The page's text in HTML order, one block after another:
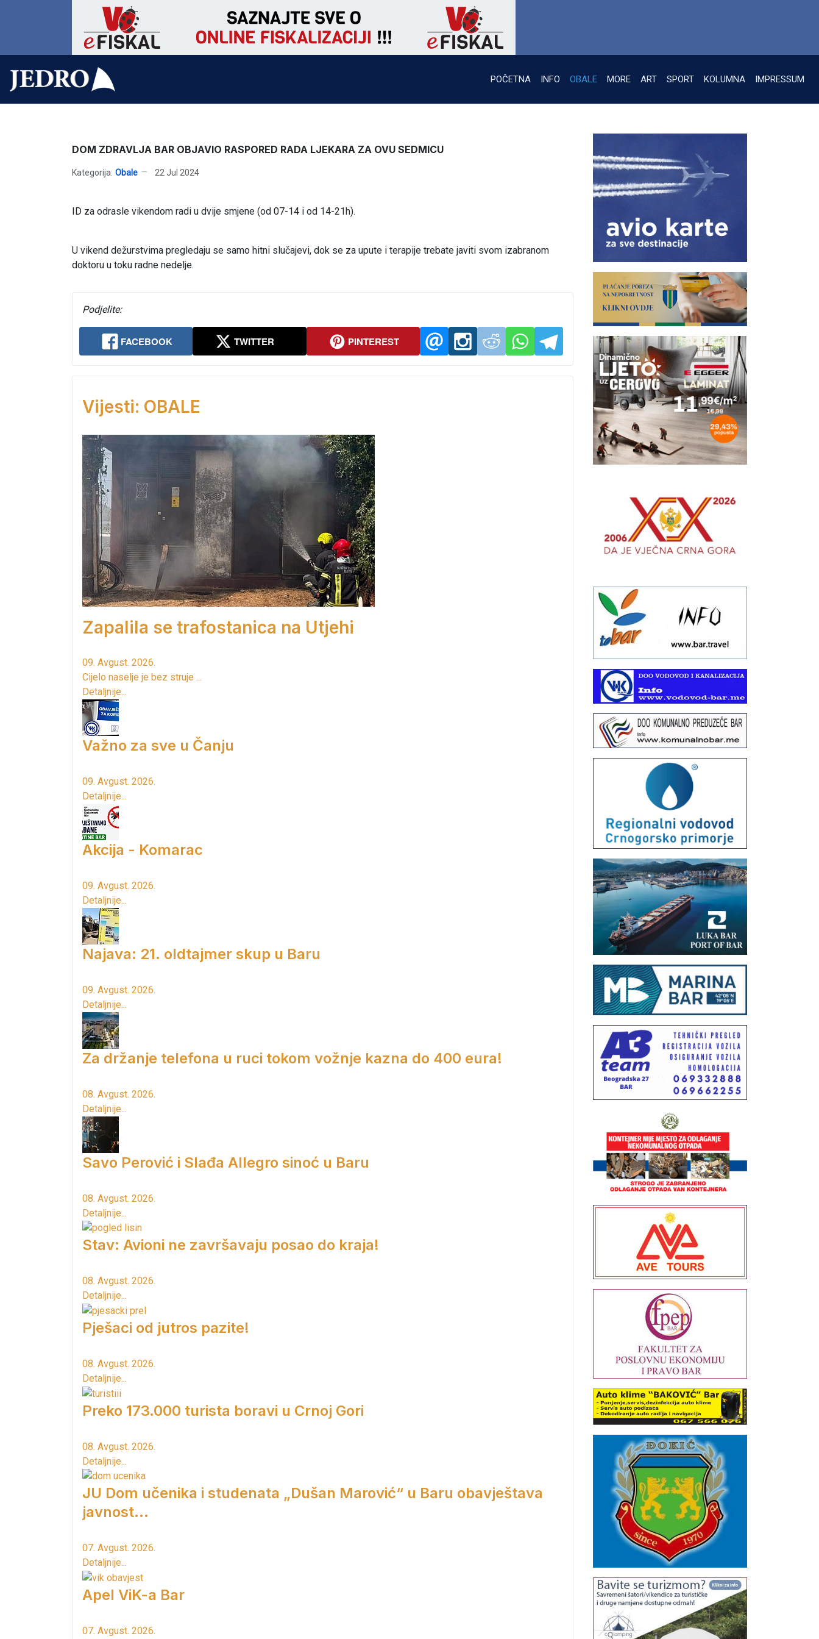
POČETNA INFO OBALE MORE ART SPORT KOLUMNA IMPRESSUM
DOM ZDRAVLJA BAR OBJAVIO RASPORED RADA LJEKARA ZA OVU SEDMICU
Kategorija: Obale 22 Jul 2024
ID za odrasle vikendom radi u dvije smjene (od 07-14 i od 14-21h).
U vikend dežurstvima pregledaju se samo hitni slučajevi, dok se za upute i terapije trebate javiti svom izabranom
doktoru u toku radne nedelje.
Podjelite:
FACEBOOK TWITTER PINTEREST
Vijesti: OBALE
Zapalila se trafostanica na Utjehi
09. Avgust. 2026.
Cijelo naselje je bez struje ...
Detaljnije...
Važno za sve u Čanju
09. Avgust. 2026.
Detaljnije...
Akcija - Komarac
09. Avgust. 2026.
Detaljnije...
Najava: 21. oldtajmer skup u Baru
09. Avgust. 2026.
Detaljnije...
Za držanje telefona u ruci tokom vožnje kazna do 400 eura!
08. Avgust. 2026.
Detaljnije...
Savo Perović i Slađa Allegro sinoć u Baru
08. Avgust. 2026.
Detaljnije...
Stav: Avioni ne završavaju posao do kraja!
08. Avgust. 2026.
Detaljnije...
Pješaci od jutros pazite!
08. Avgust. 2026.
Detaljnije...
Preko 173.000 turista boravi u Crnoj Gori
08. Avgust. 2026.
Detaljnije...
JU Dom učenika i studenata „Dušan Marović“ u Baru obavještava
javnost...
07. Avgust. 2026.
Detaljnije...
Apel ViK-a Bar
07. Avgust. 2026.